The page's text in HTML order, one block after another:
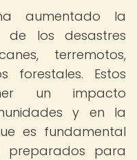
aumentado la
de los desastres
terremotos,
forestales. Estos
un impacto
y en la
es fundamental
preparados para